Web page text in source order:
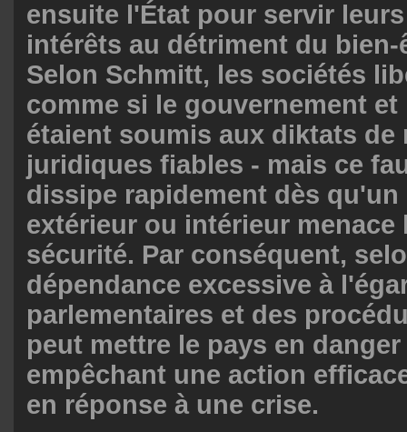
ensuite l'État pour servir
intérêts au détriment du bien-
Selon Schmitt, les sociétés
comme si le gouvernement et
étaient soumis aux diktats de
juridiques fiables - mais ce
dissipe rapidement dès qu'un
extérieur ou intérieur menace
sécurité. Par conséquent,
dépendance excessive à
parlementaires et des
peut mettre le pays en
empêchant une action
en réponse à une crise.